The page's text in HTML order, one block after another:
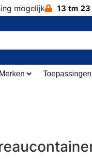
mogelijk 13 tm
Merken Toepassingen